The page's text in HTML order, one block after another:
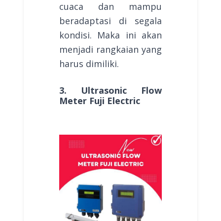
cuaca dan mampu
beradaptasi di segala
kondisi. Maka ini akan
menjadi rangkaian yang
harus dimiliki.
3. Ultrasonic Flow
Meter Fuji Electric